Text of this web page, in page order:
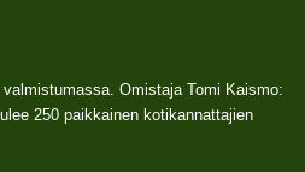
Omistaja Tomi Kaismo:
250 paikkainen kotikannattajien